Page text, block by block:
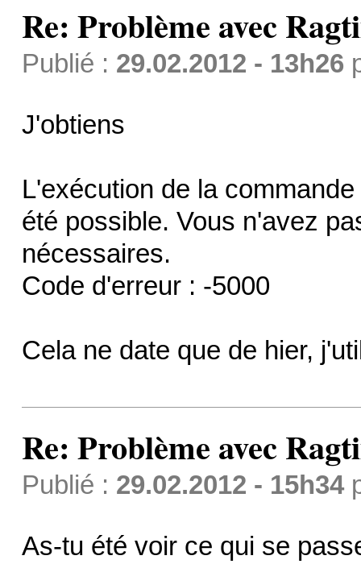
Re: Problème avec
Publié : 29.02.2012 - 13h26
J'obtiens
L'exécution de la
été possible. Vous n'avez
nécessaires.
Code d'erreur : -5000
Cela ne date que de hier,
Re: Problème avec
Publié : 29.02.2012 - 15h34
As-tu été voir ce qui se